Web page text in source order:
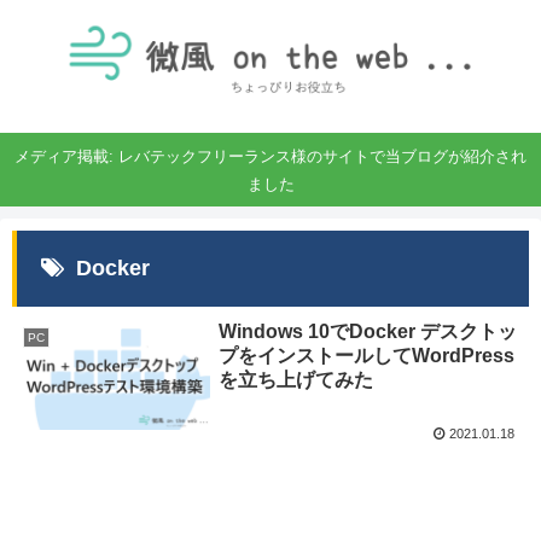
メディア掲載: レバテックフリーランス様のサイトで当ブログが紹介され
ました
Docker
PC
Windows 10でDocker デスクトッ
プをインストールしてWordPress
を立ち上げてみた
2021.01.18